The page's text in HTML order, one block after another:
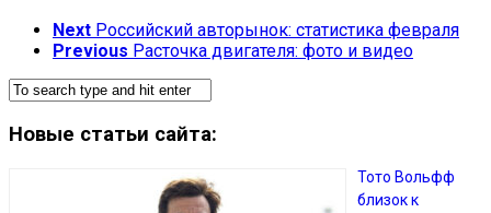
Next Российский авторынок: статистика февраля
Previous Расточка двигателя: фото и видео
Новые статьи сайта:
Тото Вольфф
близок к